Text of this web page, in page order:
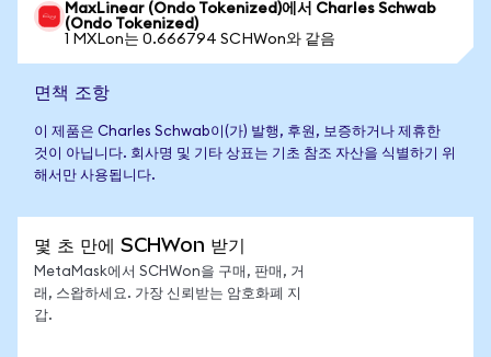
MaxLinear (Ondo Tokenized)에서 Charles Schwab
(Ondo Tokenized)
1 MXLon는 0.666794 SCHWon와 같음
면책 조항
이 제품은 Charles Schwab이(가) 발행, 후원, 보증하거나 제휴한
것이 아닙니다. 회사명 및 기타 상표는 기초 참조 자산을 식별하기 위
해서만 사용됩니다.
몇 초 만에 SCHWon 받기
MetaMask에서 SCHWon을 구매, 판매, 거
래, 스왑하세요. 가장 신뢰받는 암호화폐 지
갑.